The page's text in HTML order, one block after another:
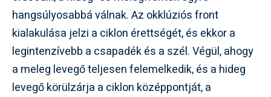
hangsúlyosabbá válnak. Az okklúziós front
kialakulása jelzi a ciklon érettségét, és ekkor a
legintenzívebb a csapadék és a szél. Végül, ahogy
a meleg levegő teljesen felemelkedik, és a hideg
levegő körülzárja a ciklon középpontját, a